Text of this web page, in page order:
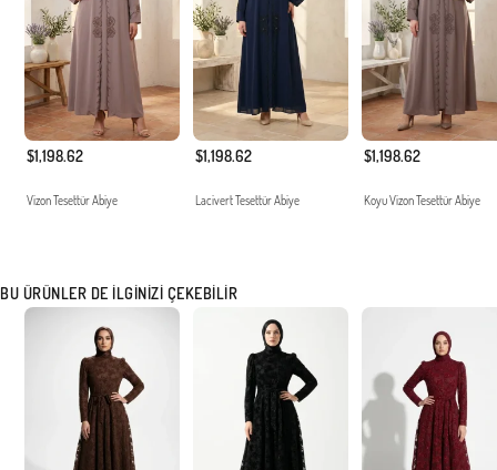
$1,198.62
Vizon Tesettür Abiye
$1,198.62
Lacivert Tesettür Abiye
$1,198.62
Koyu Vizon Tesettür Abiye
BU ÜRÜNLER DE İLGINIZI ÇEKEBILIR